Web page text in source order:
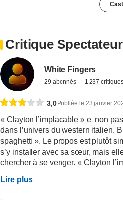
Critique Spectateur
White Fingers
29 abonnés 1 237 critiques
3,0Publiée le 23 janvier
« Clayton l’implacable » et non
dans l’univers du western italien.
spaghetti ». Le propos est plutôt
s’y installer avec sa sœur, mais
chercher à se venger. « Clayton
Lire plus